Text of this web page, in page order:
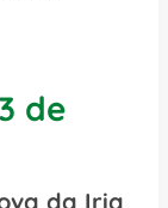
de
da Iria,